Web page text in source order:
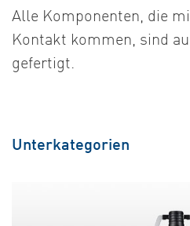
Alle Komponenten, die
Kontakt kommen, sind
gefertigt.
Unterkategorien